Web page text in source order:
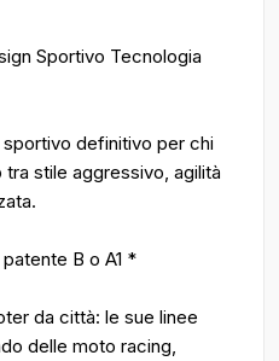
Sportivo Tecnologia
definitivo per chi
stile aggressivo, agilità
B o A1 *
da città: le sue linee
delle moto racing,